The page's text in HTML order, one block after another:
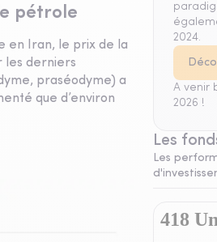
pétrole
en Iran, le prix de la
les derniers
praséodyme) a
que d’environ
2024.
A venir
2026 !
Les
Les